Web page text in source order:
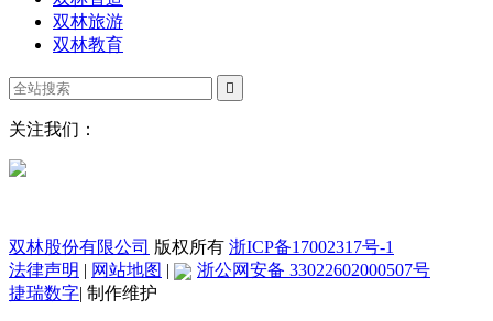
双林旅游
双林教育

关注我们：
双林股份有限公司 版权所有 浙ICP备17002317号-1
法律声明 | 网站地图 |
浙公网安备 33022602000507号
捷瑞数字| 制作维护